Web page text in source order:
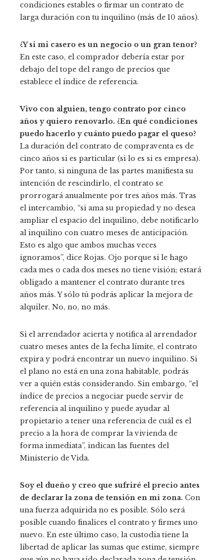
condiciones estables o firmar un contrato de
larga duración con tu inquilino (más de 10 años).
¿Y si mi casero es un negocio o un gran tenor?
En este caso, el comprador debería estar por
debajo del tope del rango de precios que
establece el índice de referencia.
Vivo con alguien, tengo contrato por cinco
años y quiero renovarlo. ¿En qué condiciones
puedo hacerlo y cuánto puedo pagar el queso?
La duración del contrato de compraventa es de
cinco años si es particular (si lo es si es empresa).
Por tanto, si ninguna de las partes manifiesta su
intención de rescindirlo, el contrato se
prorrogará anualmente por tres años más. Tras
el intercambio, “si ama su propiedad y no desea
ampliar el espacio del inquilino, debe notificarlo
al inquilino con cuatro meses de anticipación.
Esto es algo que ambos muchas veces
ignoramos”, dice Rojas. Ojo porque si le hago
cada mes o cada dos meses no tiene visión; estará
obligado a mantener el contrato durante tres
años más. Y sólo tú podrás aplicar la mejora de
alquiler. No, no, no más.
Si el arrendador acierta y notifica al arrendador
cuatro meses antes de la fecha límite, el contrato
expira y podrá encontrar un nuevo inquilino. Si
el plano no está en una zona habitable, podrás
ver a quién estás considerando. Sin embargo, “el
índice de precios a negociar puede servir de
referencia al inquilino y puede ayudar al
propietario a tener una referencia de cuál es el
precio a la hora de comprar la vivienda de
forma inmediata”, indican las fuentes del
Ministerio de Vida.
Soy el dueño y creo que sufriré el precio antes
de declarar la zona de tensión en mi zona. Con
una fuerza adquirida no es posible. Sólo será
posible cuando finalices el contrato y firmes uno
nuevo. En este último caso, la custodia tiene la
libertad de aplicar las sumas que estime, siempre